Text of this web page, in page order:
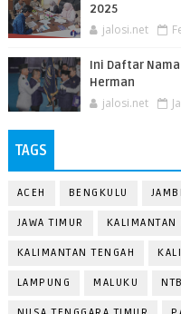
2025
jalosi.net
Ini Daftar
Herman
jalosi.net
TAGS
ACEH BENGKULU JAMBI
JAWA TIMUR KALIMANTAN
KALIMANTAN TENGAH
LAMPUNG MALUKU NTB